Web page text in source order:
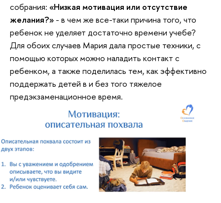
собрания: «Низкая мотивация или отсутствие
желания?» - в чем же все-таки причина того, что
ребенок не уделяет достаточно времени учебе?
Для обоих случаев Мария дала простые техники, с
помощью которых можно наладить контакт с
ребенком, а также поделилась тем, как эффективно
поддержать детей в и без того тяжелое
предэкзаменационное время.